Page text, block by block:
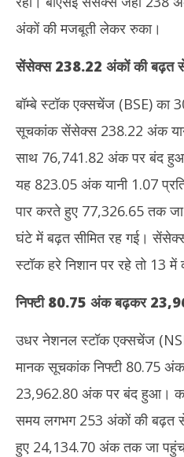
पिछले कारोबारी सत्र की बड़ी गिरावट से
पार जाकर लौटा, निफ्टी 81 अंक मजबूत
July
9,
अंकों की मजबूती लेकर रुका।
सेंसेक्स 238.22 अंकों की बढ़त
बॉम्बे स्टॉक एक्सचेंज (BSE) का
सूचकांक सेंसेक्स 238.22 अंक
साथ 76,741.82 अंक पर बंद
यह 823.05 अंक यानी 1.07
पार करते हुए 77,326.65 तक
घंटे में बढ़त सीमित रह गई।
स्टॉक हरे निशान पर रहे तो 13 में
निफ्टी 80.75 अंक बढ़कर
उधर नेशनल स्टॉक एक्सचेंज
मानक सूचकांक निफ्टी 80.75
23,962.80 अंक पर बंद हुआ।
समय लगभग 253 अंकों की बढ़त
हुए 24,134.70 अंक तक जा पहुंचा